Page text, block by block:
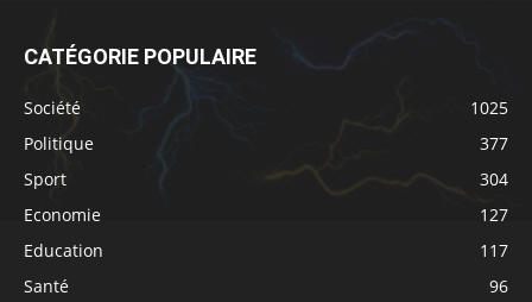
CATÉGORIE POPULAIRE
Société
1025
Politique
377
Sport
304
Economie
127
Education
117
Santé
96